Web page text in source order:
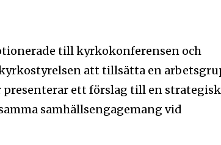
till kyrkokonferensen och
att tillsätta en
ett förslag till en strategisk
samhällsengagemang vid